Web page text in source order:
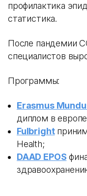
профилактика
статистика.
После пандемии
специалистов
Программы:
Erasmus
диплом в
Fulbright
Health;
DAAD EPOS